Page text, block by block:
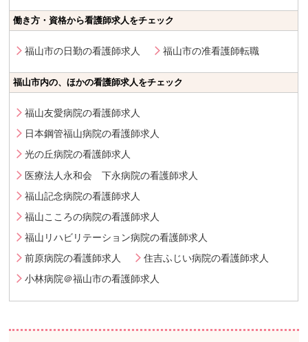
働き方・資格から看護師求人をチェック
福山市の日勤の看護師求人 福山市の准看護師転職
福山市内の、ほかの看護師求人をチェック
福山友愛病院の看護師求人
日本鋼管福山病院の看護師求人
光の丘病院の看護師求人
医療法人永和会 下永病院の看護師求人
福山記念病院の看護師求人
福山こころの病院の看護師求人
福山リハビリテーション病院の看護師求人
前原病院の看護師求人
住吉ふじい病院の看護師求人
小林病院＠福山市の看護師求人